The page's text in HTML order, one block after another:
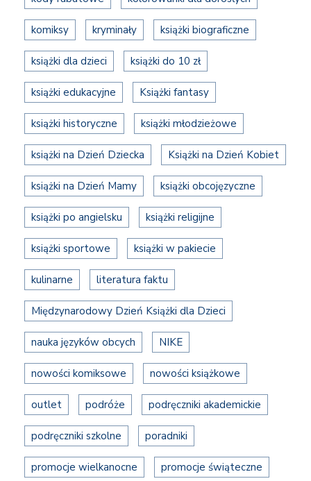
komiksy kryminały książki biograficzne
książki dla dzieci książki do 10 zł
książki edukacyjne Książki fantasy
książki historyczne książki młodzieżowe
książki na Dzień Dziecka Książki na Dzień Kobiet
książki na Dzień Mamy książki obcojęzyczne
książki po angielsku książki religijne
książki sportowe książki w pakiecie
kulinarne literatura faktu
Międzynarodowy Dzień Książki dla Dzieci
nauka języków obcych NIKE
nowości komiksowe nowości książkowe
outlet podróże podręczniki akademickie
podręczniki szkolne poradniki
promocje wielkanocne promocje świąteczne